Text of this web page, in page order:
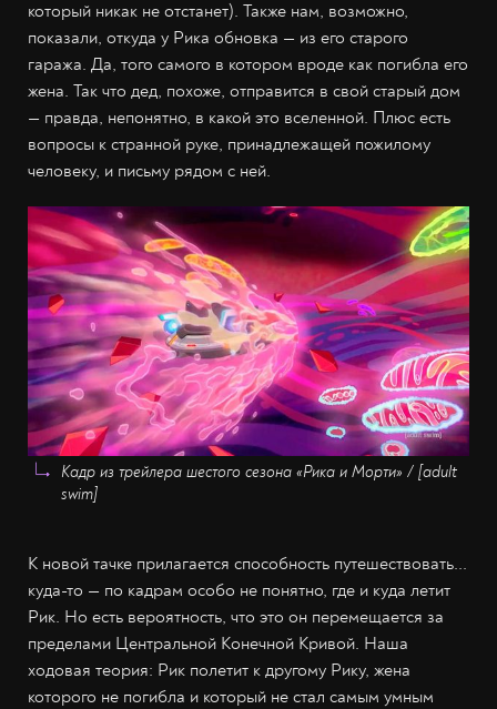
который никак не отстанет). Также нам, возможно,
показали, откуда у Рика обновка — из его старого
гаража. Да, того самого в котором вроде как погибла его
жена. Так что дед, похоже, отправится в свой старый дом
— правда, непонятно, в какой это вселенной. Плюс есть
вопросы к странной руке, принадлежащей пожилому
человеку, и письму рядом с ней.
Кадр из трейлера шестого сезона «Рика и Морти» / [adult
swim]
К новой тачке прилагается способность путешествовать...
куда-то — по кадрам особо не понятно, где и куда летит
Рик. Но есть вероятность, что это он перемещается за
пределами Центральной Конечной Кривой. Наша
ходовая теория: Рик полетит к другому Рику, жена
которого не погибла и который не стал самым умным